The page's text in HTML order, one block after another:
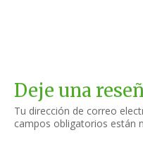
Deje una
Tu dirección de correo
campos obligatorios están